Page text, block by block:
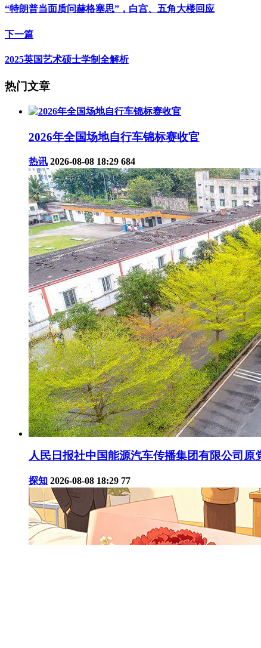
“特朗普当面质问赫格塞思”，白宫、五角大楼回应
下一篇
2025英国艺术硕士学制全解析
热门文章
2026年全国场地自行车锦标赛收官
热讯 2026-08-08 18:29 684
人民日报社中国能源汽车传播集团有限公司
探知 2026-08-08 18:29 77